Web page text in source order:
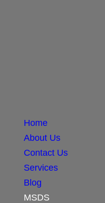
Home
About Us
Contact Us
Services
Blog
MSDS